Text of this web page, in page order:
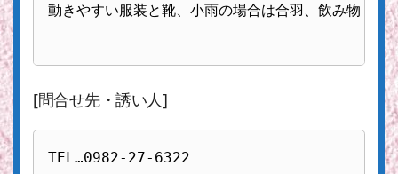
動きやすい服装と靴、小雨の場合は合羽、飲み物
[問合せ先・誘い人]
TEL…0982-27-6322